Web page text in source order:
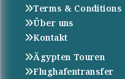
Terms & Conditions
Über uns
Kontakt
Ägypten Touren
Flughafentransfer